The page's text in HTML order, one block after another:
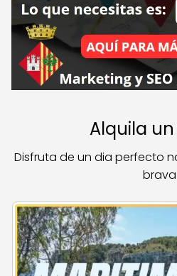
Alquila
Disfruta de un dia perfecto
brava